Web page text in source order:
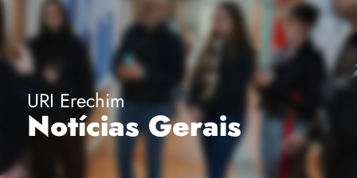
URI Erechim
Notícias Gerais